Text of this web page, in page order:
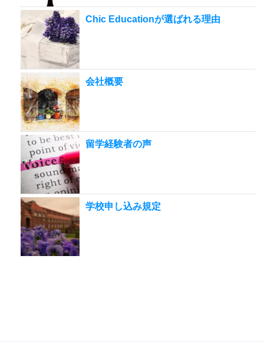
Chic Educationが選ばれる理由
会社概要
留学経験者の声
学校申し込み規定